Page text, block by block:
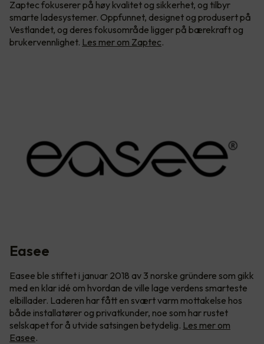
Zaptec fokuserer på høy kvalitet og sikkerhet, og tilbyr
smarte ladesystemer. Oppfunnet, designet og produsert på
Vestlandet, og deres fokusområde ligger på bærekraft og
brukervennlighet. Les mer om Zaptec.
Easee
Easee ble stiftet i januar 2018 av 3 norske gründere som gikk
med en klar idé om hvordan de ville lage verdens smarteste
elbillader. Laderen har fått en svært varm mottakelse hos
både installatører og privatkunder, noe som har rustet
selskapet for å utvide satsingen betydelig. Les mer om
Easee.